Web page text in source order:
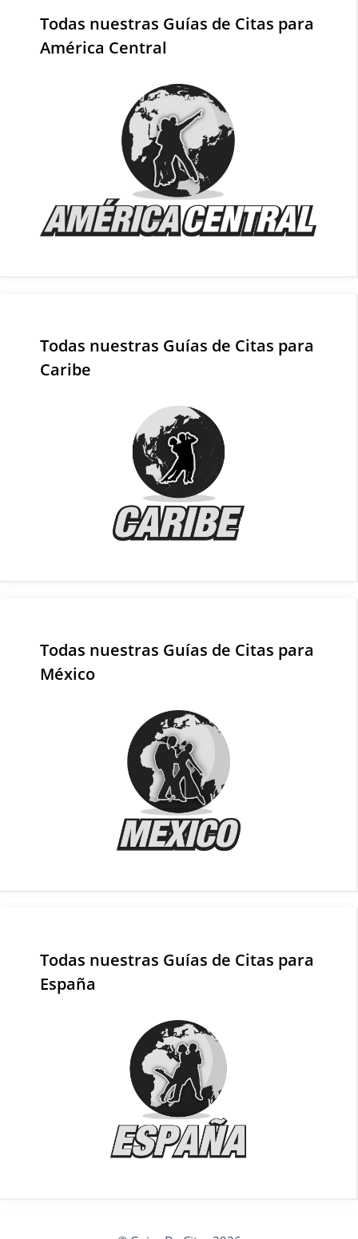
Todas nuestras Guías de Citas para
América Central
Todas nuestras Guías de Citas para
Caribe
Todas nuestras Guías de Citas para
México
Todas nuestras Guías de Citas para
España